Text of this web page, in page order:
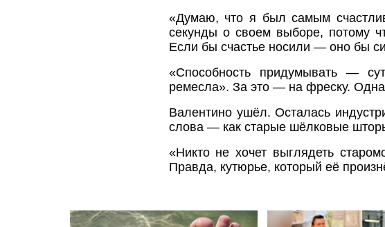
«Думаю, что я был самым
секунды о своем выборе, потому
Если бы счастье носили — оно бы
«Способность придумывать —
ремесла». За это — на фреску. Одна
Валентино ушёл. Осталась
слова — как старые шёлковые
«Никто не хочет выглядеть
Правда, кутюрье, который её